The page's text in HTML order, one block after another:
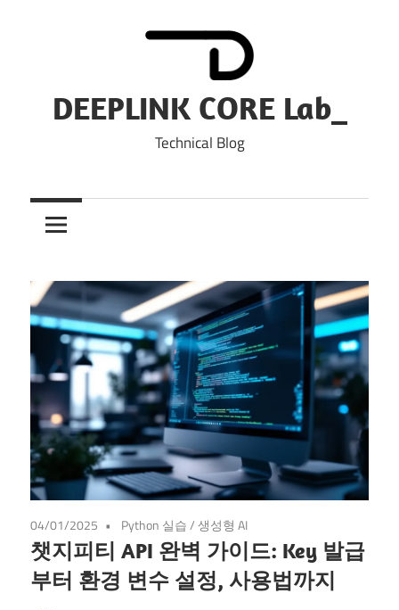
DEEPLINK CORE Lab_
Technical Blog
04/01/2025 Python 실습/생성형 AI
챗지피티 API 완벽 가이드: Key 발급
부터 환경 변수 설정, 사용법까지